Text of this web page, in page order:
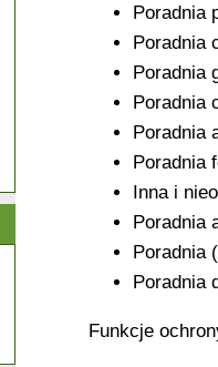
Poradnia
Poradnia
Poradnia
Poradnia
Poradnia
Poradnia
Inna i
Poradnia
Poradnia
Poradnia
Funkcje